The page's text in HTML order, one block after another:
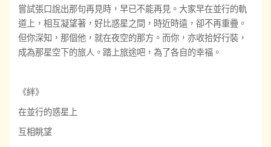
嘗試張口說出那句再見時，早已不能再見。大家早在並行的軌
道上，相互凝望著，好比惑星之間，時近時遠，卻不再重疊。
但你深知，那個他，就在夜空的那方。而你，亦收拾好行裝，
成為那星空下的旅人。踏上旅途吧，為了各自的幸福。
《絆》
在並行的惑星上
互相眺望